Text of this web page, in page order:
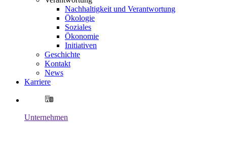
Nachhaltigkeit und Verantwortung
Ökologie
Soziales
Ökonomie
Initiativen
Geschichte
Kontakt
News
Karriere
Unternehmen